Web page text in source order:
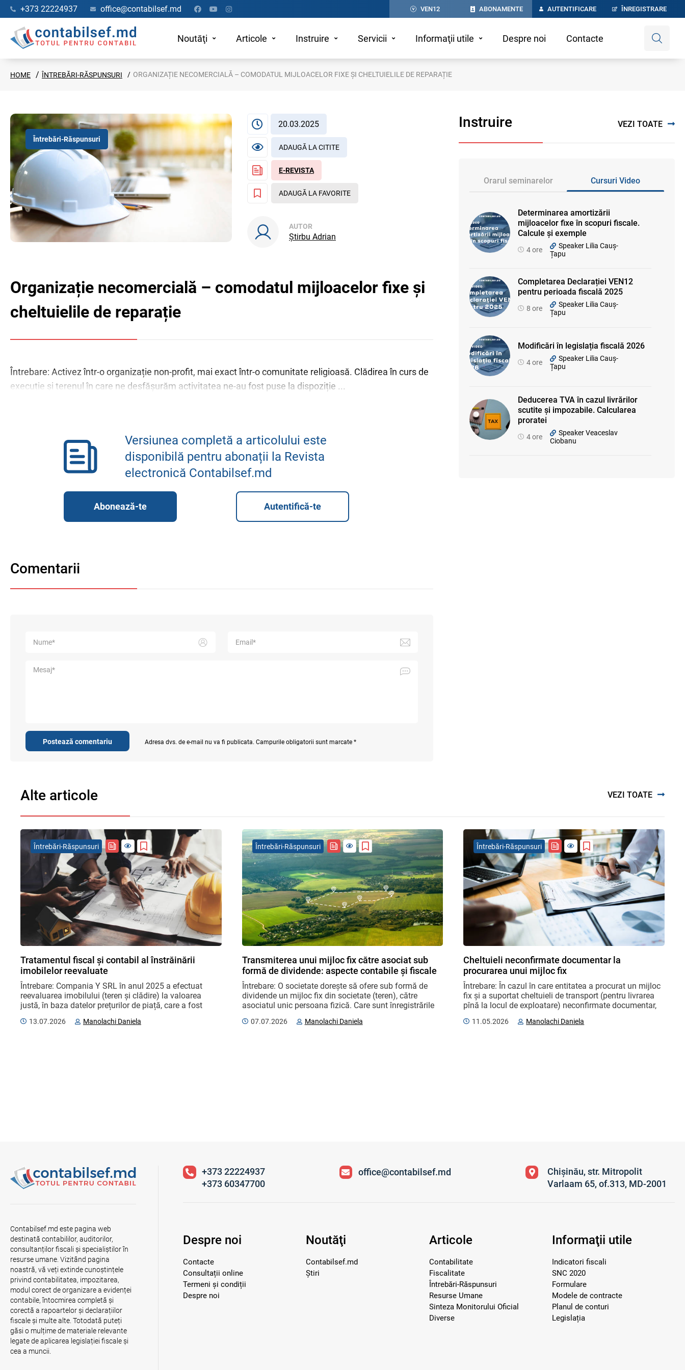
+373 22224937 office@contabilsef.md VEN12 ABONAMENTE AUTENTIFICARE ÎNREGISTRARE
Noutăţi Articole Instruire Servicii Informaţii utile Despre noi Contacte
HOME ÎNTREBĂRI-RĂSPUNSURI ORGANIZAȚIE NECOMERCIALĂ – COMODATUL MIJLOACELOR FIXE ȘI CHELTUIELILE DE REPARAȚIE
Întrebări-Răspunsuri
20.03.2025
ADAUGĂ LA CITITE
E-REVISTA
ADAUGĂ LA FAVORITE
AUTOR
Știrbu Adrian
Organizație necomercială – comodatul mijloacelor fixe și
cheltuielile de reparație
Întrebare: Activez într-o organizație non-profit, mai exact într-o comunitate religioasă. Clădirea în curs de
execuție și terenul în care ne desfășurăm activitatea ne-au fost puse la dispoziție ...
Versiunea completă a articolului este
disponibilă pentru abonații la Revista
electronică Contabilsef.md
Abonează-te Autentifică-te
Comentarii
Postează comentariu Adresa dvs. de e-mail nu va fi publicata. Campurile obligatorii sunt marcate *
Instruire VEZI TOATE
Orarul seminarelor Cursuri Video
Determinarea amortizării
mijloacelor fixe în scopuri fiscale.
Calcule și exemple
4 ore
Speaker Lilia Cauș-
Țapu
Completarea Declarației VEN12
pentru perioada fiscală 2025
8 ore
Speaker Lilia Cauș-
Țapu
Modificări în legislația fiscală 2026
4 ore
Speaker Lilia Cauș-
Țapu
Deducerea TVA în cazul livrărilor
scutite și impozabile. Calcularea
proratei
4 ore
Speaker Veaceslav
Ciobanu
Alte articole VEZI TOATE
Tratamentul fiscal și contabil al înstrăinării
imobilelor reevaluate
Întrebare: Compania Y SRL în anul 2025 a efectuat
reevaluarea imobilului (teren și clădire) la valoarea
justă, în baza datelor prețurilor de piață, care a fost
13.07.2026 Manolachi Daniela
Întrebări-Răspunsuri
Transmiterea unui mijloc fix către asociat sub
formă de dividende: aspecte contabile și fiscale
Întrebare: O societate dorește să ofere sub formă de
dividende un mijloc fix din societate (teren), către
asociatul unic persoana fizică. Care sunt înregistrările
07.07.2026 Manolachi Daniela
Întrebări-Răspunsuri
Cheltuieli neconfirmate documentar la
procurarea unui mijloc fix
Întrebare: În cazul în care entitatea a procurat un mijloc
fix și a suportat cheltuieli de transport (pentru livrarea
pînă la locul de exploatare) neconfirmate documentar,
11.05.2026 Manolachi Daniela
Întrebări-Răspunsuri
Contabilsef.md este pagina web
destinată contabililor, auditorilor,
consultanților fiscali și specialiștilor în
resurse umane. Vizitând pagina
noastră, vă veți extinde cunoștințele
privind contabilitatea, impozitarea,
modul corect de organizare a evidenței
contabile, întocmirea completă și
corectă a rapoartelor și declarațiilor
fiscale și multe alte. Totodată puteți
găsi o mulțime de materiale relevante
legate de aplicarea legislației fiscale și
cea a muncii.
+373 22224937
+373 60347700
office@contabilsef.md
Chișinău, str. Mitropolit
Varlaam 65, of.313, MD-2001
Despre noi
Contacte
Consultații online
Termeni și condiții
Despre noi
Noutăţi
Contabilsef.md
Știri
Articole
Contabilitate
Fiscalitate
Întrebări-Răspunsuri
Resurse Umane
Sinteza Monitorului Oficial
Diverse
Informaţii utile
Indicatori fiscali
SNC 2020
Formulare
Modele de contracte
Planul de conturi
Legislația